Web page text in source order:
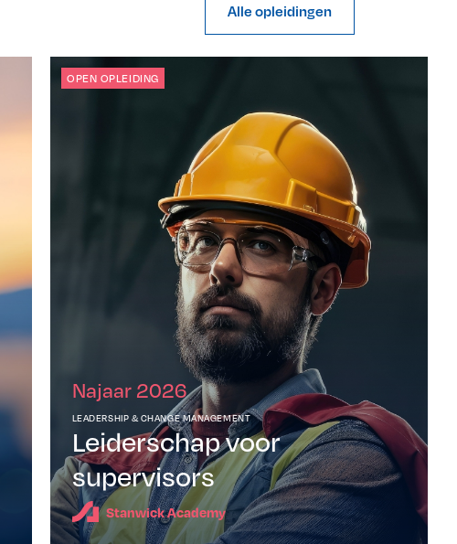
Alle opleidingen
OPEN OPLEIDING
Najaar 2026
LEADERSHIP & CHANGE MANAGEMENT
Leiderschap voor
supervisors
Stanwick Academy